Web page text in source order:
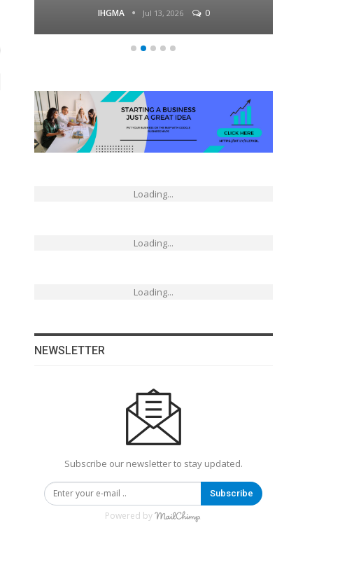
IHGMA Jul 13, 2026 0
Loading...
Loading...
Loading...
NEWSLETTER
Subscribe our newsletter to stay updated.
Subscribe
Powered by